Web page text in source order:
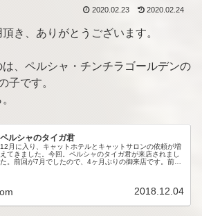
2020.02.23 2020.02.24
き、ありがとうございます。
、ペルシャ・チンチラゴールデンの
子です。
ペルシャのタイガ君
12月に入り、キャットホテルとキャットサロンの依頼が増
えてきました。今回。ペルシャのタイガ君が来店されまし
た。前回が7月でしたので、4ヶ月ぶりの御来店です。前回
2018.12.04